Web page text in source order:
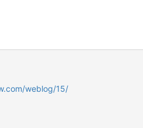
weblog/15/